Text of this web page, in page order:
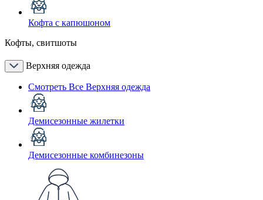
Кофта с капюшоном
Кофты, свитшоты
Верхняя одежда
Смотреть Все Верхняя одежда
Демисезонные жилетки
Демисезонные комбинезоны